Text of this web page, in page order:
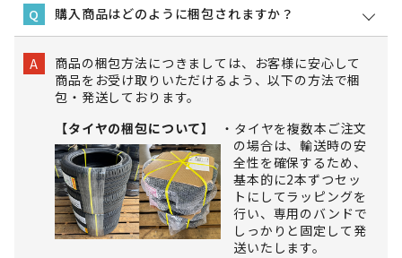
Q 購入商品はどのように梱包されますか？
A
商品の梱包方法につきましては、お客様に安心して
商品をお受け取りいただけるよう、以下の方法で梱
包・発送しております。
【タイヤの梱包について】
タイヤを複数本ご注文
の場合は、輸送時の安
全性を確保するため、
基本的に2本ずつセッ
トにしてラッピングを
行い、専用のバンドで
しっかりと固定して発
送いたします。